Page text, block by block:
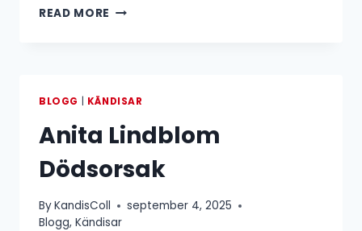
READ MORE ANTON
BLOGG KÄNDISAR
Anita Lindblom
Dödsorsak
ByKandisColl
september 4, 2025
Blogg, Kändisar